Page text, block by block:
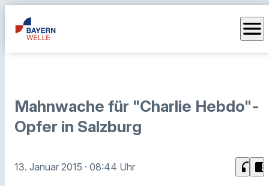
menu
Mahnwache für "Charlie Hebdo"-
Opfer in Salzburg
13. Januar 2015 · 08:44 Uhr headphones chrome_reader_mode